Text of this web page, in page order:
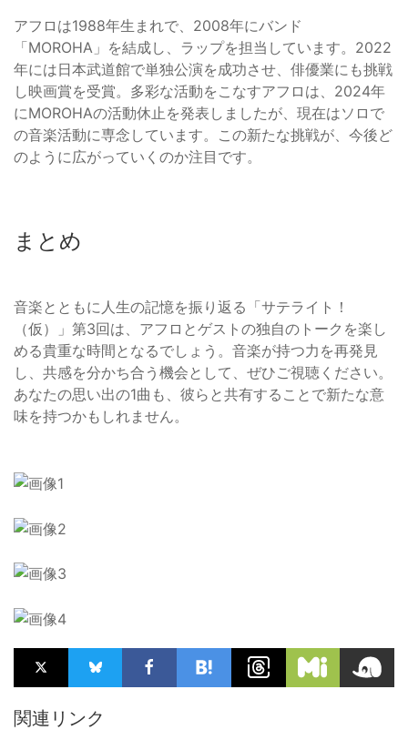
アフロは1988年生まれで、2008年にバンド
「MOROHA」を結成し、ラップを担当しています。2022
年には日本武道館で単独公演を成功させ、俳優業にも挑戦
し映画賞を受賞。多彩な活動をこなすアフロは、2024年
にMOROHAの活動休止を発表しましたが、現在はソロで
の音楽活動に専念しています。この新たな挑戦が、今後ど
のように広がっていくのか注目です。
まとめ
音楽とともに人生の記憶を振り返る「サテライト！
（仮）」第3回は、アフロとゲストの独自のトークを楽し
める貴重な時間となるでしょう。音楽が持つ力を再発見
し、共感を分かち合う機会として、ぜひご視聴ください。
あなたの思い出の1曲も、彼らと共有することで新たな意
味を持つかもしれません。
関連リンク